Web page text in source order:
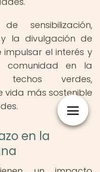
sensibilización,
la divulgación de
el interés y
en la
techos verdes,
vida más sostenible
en la